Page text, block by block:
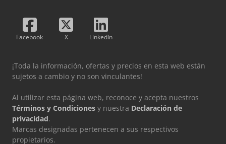
Facebook X LinkedIn
¡Toda la información, ofertas y precios en esta web están
sujetos a cambio y no son vinculantes!
Al utilizar esta página web, reconoce y acepta nuestros
Términos y Condiciones y nuestra Declaración de
privacidad.
Marcas designadas pertenecen a sus respectivos
propietarios.